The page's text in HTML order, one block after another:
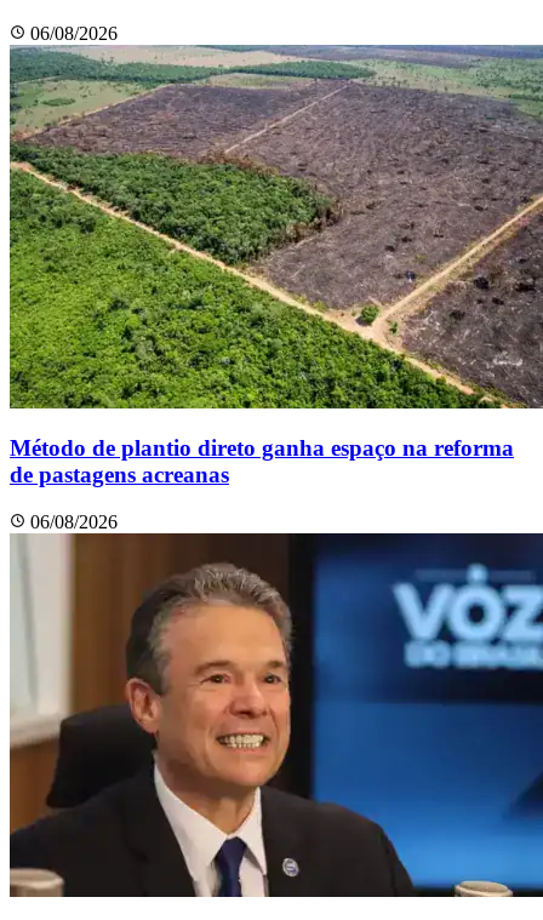
06/08/2026
Método de plantio direto ganha espaço na reforma
de pastagens acreanas
06/08/2026